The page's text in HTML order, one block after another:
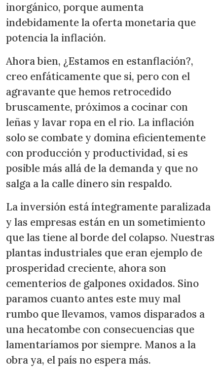
inorgánico, porque aumenta
indebidamente la oferta monetaria que
potencia la inflación.
Ahora bien, ¿Estamos en estanflación?,
creo enfáticamente que si, pero con el
agravante que hemos retrocedido
bruscamente, próximos a cocinar con
leñas y lavar ropa en el rio. La inflación
solo se combate y domina eficientemente
con producción y productividad, si es
posible más allá de la demanda y que no
salga a la calle dinero sin respaldo.
La inversión está íntegramente paralizada
y las empresas están en un sometimiento
que las tiene al borde del colapso. Nuestras
plantas industriales que eran ejemplo de
prosperidad creciente, ahora son
cementerios de galpones oxidados. Sino
paramos cuanto antes este muy mal
rumbo que llevamos, vamos disparados a
una hecatombe con consecuencias que
lamentaríamos por siempre. Manos a la
obra ya, el país no espera más.